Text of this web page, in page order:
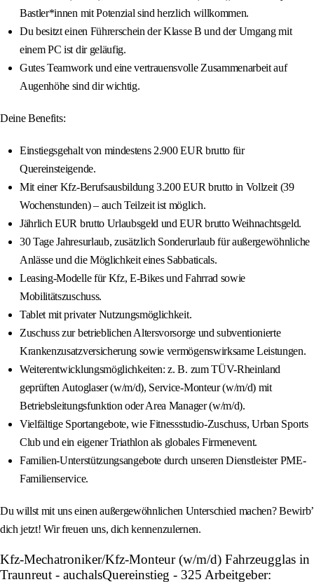
Bastler*innen mit Potenzial sind herzlich willkommen.
Du besitzt einen Führerschein der Klasse B und der Umgang mit
einem PC ist dir geläufig.
Gutes Teamwork und eine vertrauensvolle Zusammenarbeit auf
Augenhöhe sind dir wichtig.
Deine Benefits:
Einstiegsgehalt von mindestens 2.900 EUR brutto für
Quereinsteigende.
Mit einer Kfz-Berufsausbildung 3.200 EUR brutto in Vollzeit (39
Wochenstunden) – auch Teilzeit ist möglich.
Jährlich EUR brutto Urlaubsgeld und EUR brutto Weihnachtsgeld.
30 Tage Jahresurlaub, zusätzlich Sonderurlaub für außergewöhnliche
Anlässe und die Möglichkeit eines Sabbaticals.
Leasing-Modelle für Kfz, E-Bikes und Fahrrad sowie
Mobilitätszuschuss.
Tablet mit privater Nutzungsmöglichkeit.
Zuschuss zur betrieblichen Altersvorsorge und subventionierte
Krankenzusatzversicherung sowie vermögenswirksame Leistungen.
Weiterentwicklungsmöglichkeiten: z. B. zum TÜV-Rheinland
geprüften Autoglaser (w/m/d), Service-Monteur (w/m/d) mit
Betriebsleitungsfunktion oder Area Manager (w/m/d).
Vielfältige Sportangebote, wie Fitnessstudio-Zuschuss, Urban Sports
Club und ein eigener Triathlon als globales Firmenevent.
Familien-Unterstützungsangebote durch unseren Dienstleister PME-
Familienservice.
Du willst mit uns einen außergewöhnlichen Unterschied machen? Bewirb’
dich jetzt! Wir freuen uns, dich kennenzulernen.
Kfz-Mechatroniker/Kfz-Monteur (w/m/d) Fahrzeugglas in
Traunreut - auchalsQuereinstieg - 325 Arbeitgeber: